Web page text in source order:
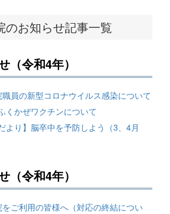
のお知らせ記事一覧
（令和4年）
員の新型コロナウイルス感染について
くかぜワクチンについて
より】脳卒中を予防しよう（3、4月
（令和4年）
ご利用の皆様へ（対応の終結につい